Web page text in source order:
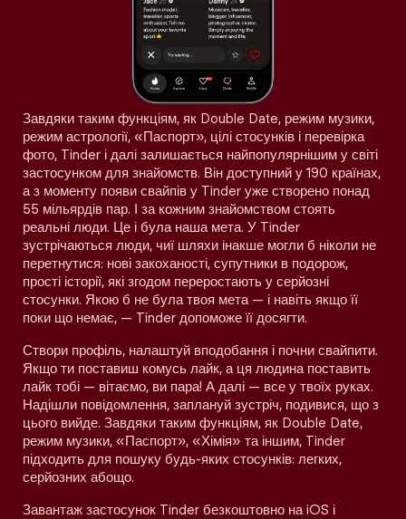
Завдяки таким функціям, як Double Date, режим музики,
режим астрології, «Паспорт», цілі стосунків і перевірка
фото, Tinder і далі залишається найпопулярнішим у світі
застосунком для знайомств. Він доступний у 190 країнах,
а з моменту появи свайпів у Tinder уже створено понад
55 мільярдів пар. І за кожним знайомством стоять
реальні люди. Це і була наша мета. У Tinder
зустрічаються люди, чиї шляхи інакше могли б ніколи не
перетнутися: нові закоханості, супутники в подорож,
прості історії, які згодом переростають у серйозні
стосунки. Якою б не була твоя мета — і навіть якщо її
поки що немає, — Tinder допоможе її досягти.
Створи профіль, налаштуй вподобання і почни свайпити.
Якщо ти поставиш комусь лайк, а ця людина поставить
лайк тобі — вітаємо, ви пара! А далі — все у твоїх руках.
Надішли повідомлення, заплануй зустріч, подивися, що з
цього вийде. Завдяки таким функціям, як Double Date,
режим музики, «Паспорт», «Хімія» та іншим, Tinder
підходить для пошуку будь-яких стосунків: легких,
серйозних абощо.
Завантаж застосунок Tinder безкоштовно на iOS і